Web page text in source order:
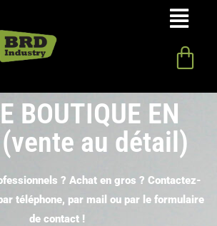
BOUTIQUE EN
(vente au détail)
? Achat en gros ? Contactez-
téléphone, par mail ou par le formulaire
de contact !